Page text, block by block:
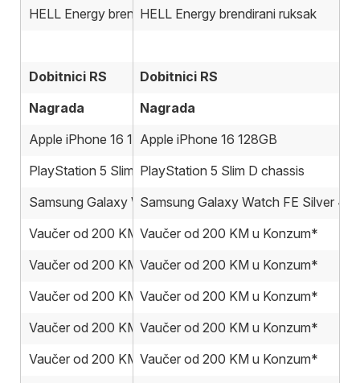
HELL Energy brendirani ruksak
Dobitnici RS
Nagrada
Apple iPhone 16 128GB
PlayStation 5 Slim D chassis
Samsung Galaxy Watch FE Silver
Vaučer od 200 KM u Konzum*
Vaučer od 200 KM u Konzum*
Vaučer od 200 KM u Konzum*
Vaučer od 200 KM u Konzum*
Vaučer od 200 KM u Konzum*
HELL Energy brendirani ruksak
Dobitnici RS
Nagrada
Apple iPhone 16 128GB
PlayStation 5 Slim D chassis
Samsung Galaxy Watch FE Silver 40mm
Vaučer od 200 KM u Konzum*
Vaučer od 200 KM u Konzum*
Vaučer od 200 KM u Konzum*
Vaučer od 200 KM u Konzum*
Vaučer od 200 KM u Konzum*